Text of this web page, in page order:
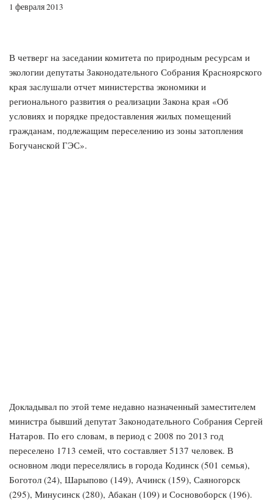
1 февраля 2013
В четверг на заседании комитета по природным ресурсам и
экологии депутаты Законодательного Собрания Красноярского
края заслушали отчет министерства экономики и
регионального развития о реализации Закона края «Об
условиях и порядке предоставления жилых помещений
гражданам, подлежащим переселению из зоны затопления
Богучанской ГЭС».
Докладывал по этой теме недавно назначенный заместителем
министра бывший депутат Законодательного Собрания Сергей
Натаров. По его словам, в период с 2008 по 2013 год
переселено 1713 семей, что составляет 5137 человек. В
основном люди переселялись в города Кодинск (501 семья),
Боготол (24), Шарыпово (149), Ачинск (159), Саяногорск
(295), Минусинск (280), Абакан (109) и Сосновоборск (196).